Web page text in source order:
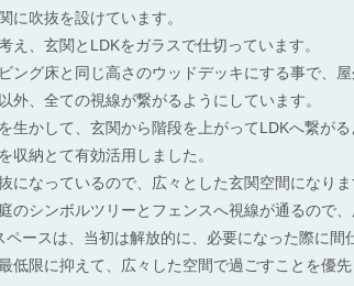
に吹抜を設けています。
え、玄関とLDKをガラスで仕切っています。
ング床と同じ高さのウッドデッキにする事で、
外、全ての視線が繋がるようにしています。
生かして、玄関から階段を上がってLDKへ繋がる
収納とて有効活用しました。
になっているので、広々とした玄関空間になりま
のシンボルツリーとフェンスへ視線が通るので
ペースは、当初は解放的に、必要になった際に間
低限に抑えて、広々した空間で過ごすことを優